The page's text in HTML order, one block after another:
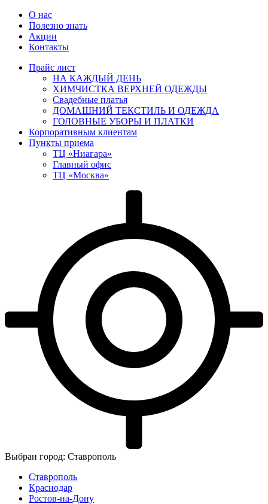
О нас
Полезно знать
Акции
Контакты
Прайс лист
НА КАЖДЫЙ ДЕНЬ
ХИМЧИСТКА ВЕРХНЕЙ ОДЕЖДЫ
Свадебные платья
ДОМАШНИЙ ТЕКСТИЛЬ И ОДЕЖДА
ГОЛОВНЫЕ УБОРЫ И ПЛАТКИ
Корпоративным клиентам
Пункты приема
ТЦ «Ниагара»
Главный офис
ТЦ «Москва»
Выбран город: Ставрополь
Ставрополь
Краснодар
Ростов-на-Дону